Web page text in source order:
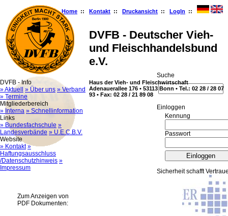
Home :: Kontakt :: Druckansicht :: LogIn ::
DVFB - Deutscher Vieh-
und Fleischhandelsbund
e.V.
Haus der Vieh- und Fleischwirtschaft
Adenauerallee 176 • 53113 Bonn • Tel.: 02 28 / 28 07
93 • Fax: 02 28 / 21 89 08
DVFB - Info
» Aktuell
» Über uns » Verband
» Termine
Mitgliederbereich
» Interna » Schnellinformation
Links
» Bundesfachschule »
Landesverbände » U.E.C.B.V.
Website
» Kontakt »
Haftungsausschluss
/Datenschutzhinweis »
Impressum
Zum Anzeigen von
PDF Dokumenten:
Suche
Ein­log­gen
Kennung
Passwort
Sicherheit schafft